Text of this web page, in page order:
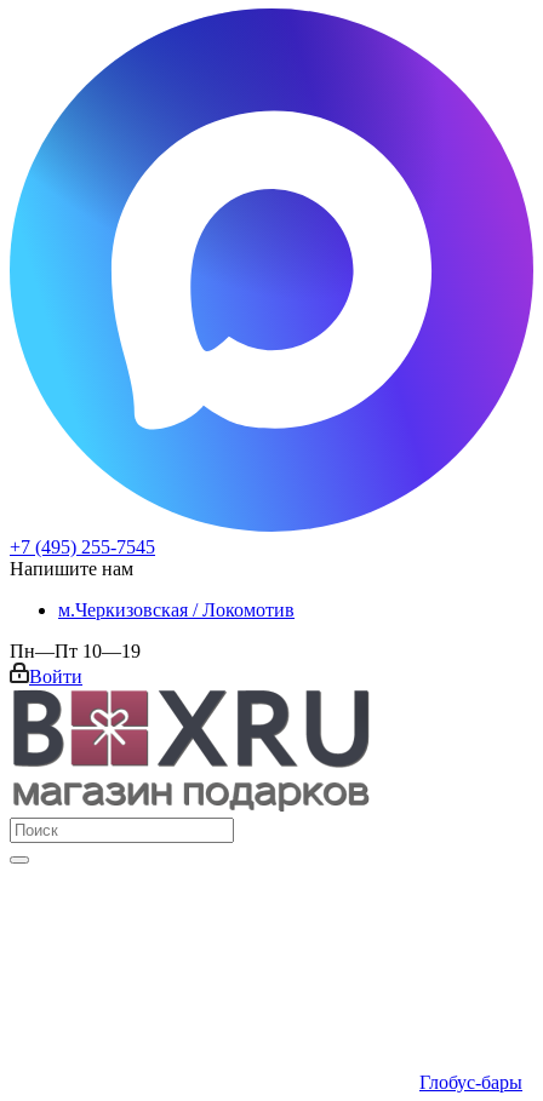
+7 (495) 255-7545
Напишите нам
м.Черкизовская / Локомотив
Пн—Пт 10—19
Войти
Глобус-бары